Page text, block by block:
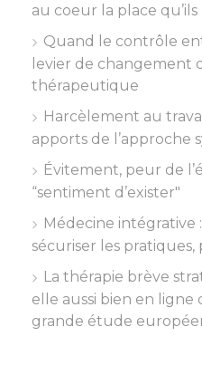
au coeur la place
Quand le contrôle
levier de changement
thérapeutique
Harcèlement au
apports de l’approche
Évitement, peur de
“sentiment d’exister"
Médecine intégrative :
sécuriser les
La thérapie brève
elle aussi bien en ligne
grande étude